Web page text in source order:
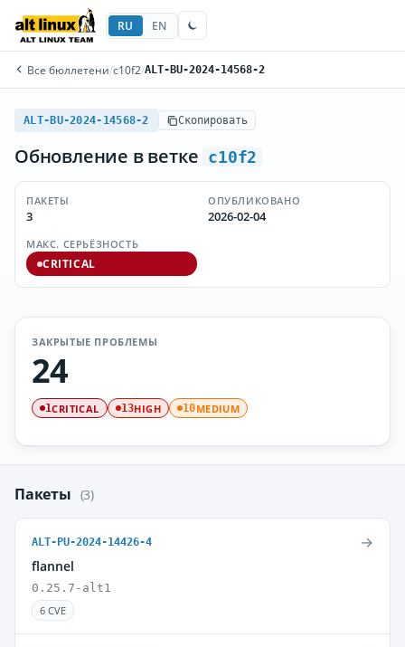
RU EN
Все бюллетени/c10f2/ALT-BU-2024-14568-2
ALT-BU-2024-14568-2 Скопировать
Обновление в ветке c10f2
ПАКЕТЫ
3
ОПУБЛИКОВАНО
2026-02-04
МАКС. СЕРЬЁЗНОСТЬ
CRITICAL
ЗАКРЫТЫЕ ПРОБЛЕМЫ
24
1CRITICAL 13HIGH 10MEDIUM
Пакеты (3)
ALT-PU-2024-14426-4
flannel
0.25.7-alt1
6 CVE
→